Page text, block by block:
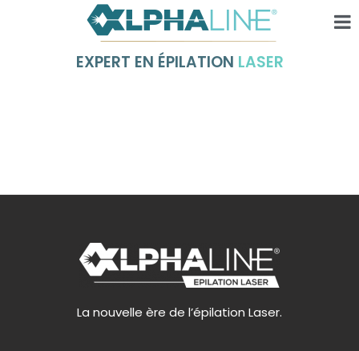
EXPERT EN ÉPILATION LASER
La nouvelle ère de l’épilation Laser.